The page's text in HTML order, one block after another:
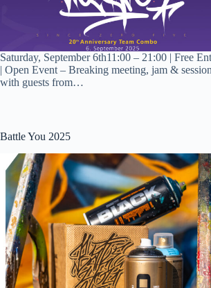
Saturday, September 6th11:00 – 21:00 | Free
| Open Event – Breaking meeting, jam & session
with guests from…
Battle You 2025